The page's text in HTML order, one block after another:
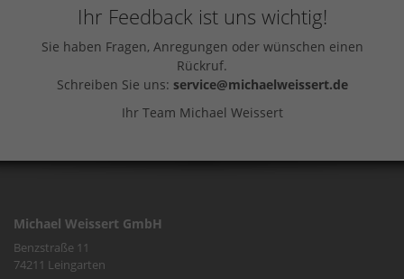
Ihr Feedback ist uns wichtig!
Sie haben Fragen, Anregungen oder wünschen einen
Rückruf.
Schreiben Sie uns: service@michaelweissert.de
Ihr Team Michael Weissert
Michael Weissert GmbH
Benzstraße 11
74211 Leingarten